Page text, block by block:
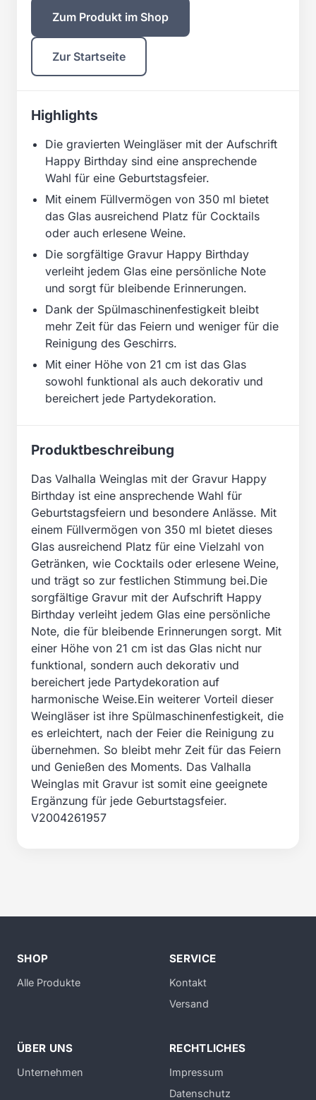
Zum Produkt im Shop
Zur Startseite
Highlights
Die gravierten Weingläser mit der Aufschrift
Happy Birthday sind eine ansprechende
Wahl für eine Geburtstagsfeier.
Mit einem Füllvermögen von 350 ml bietet
das Glas ausreichend Platz für Cocktails
oder auch erlesene Weine.
Die sorgfältige Gravur Happy Birthday
verleiht jedem Glas eine persönliche Note
und sorgt für bleibende Erinnerungen.
Dank der Spülmaschinenfestigkeit bleibt
mehr Zeit für das Feiern und weniger für die
Reinigung des Geschirrs.
Mit einer Höhe von 21 cm ist das Glas
sowohl funktional als auch dekorativ und
bereichert jede Partydekoration.
Produktbeschreibung
Das Valhalla Weinglas mit der Gravur Happy
Birthday ist eine ansprechende Wahl für
Geburtstagsfeiern und besondere Anlässe. Mit
einem Füllvermögen von 350 ml bietet dieses
Glas ausreichend Platz für eine Vielzahl von
Getränken, wie Cocktails oder erlesene Weine,
und trägt so zur festlichen Stimmung bei.Die
sorgfältige Gravur mit der Aufschrift Happy
Birthday verleiht jedem Glas eine persönliche
Note, die für bleibende Erinnerungen sorgt. Mit
einer Höhe von 21 cm ist das Glas nicht nur
funktional, sondern auch dekorativ und
bereichert jede Partydekoration auf
harmonische Weise.Ein weiterer Vorteil dieser
Weingläser ist ihre Spülmaschinenfestigkeit, die
es erleichtert, nach der Feier die Reinigung zu
übernehmen. So bleibt mehr Zeit für das Feiern
und Genießen des Moments. Das Valhalla
Weinglas mit Gravur ist somit eine geeignete
Ergänzung für jede Geburtstagsfeier.
V2004261957
SHOP
Alle Produkte
SERVICE
Kontakt
Versand
ÜBER UNS
Unternehmen
RECHTLICHES
Impressum
Datenschutz